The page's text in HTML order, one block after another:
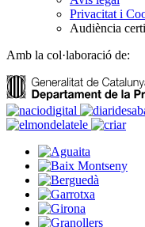
Privacitat i
Audiència
Amb la col·laboració de: